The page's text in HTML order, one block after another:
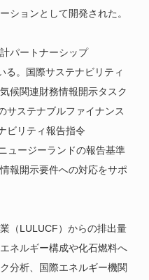
ションとして開発された。
パートナーシップ
る。国際サステナビリティ
候関連財務情報開示タスク
サステナブルファイナンス
ビリティ報告指令
ュージーランドの報告基準
報開示要件への対応をサポ
（LULUCF）からの排出量
ネルギー構成や化石燃料へ
分析、国際エネルギー機関